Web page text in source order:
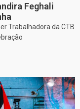
Feghali
Trabalhadora da CTB